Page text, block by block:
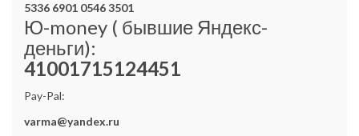
5336 6901 0546 3501
Ю-money ( бывшие Яндекс-
деньги):
41001715124451
Pay-Pal:
varma@yandex.ru